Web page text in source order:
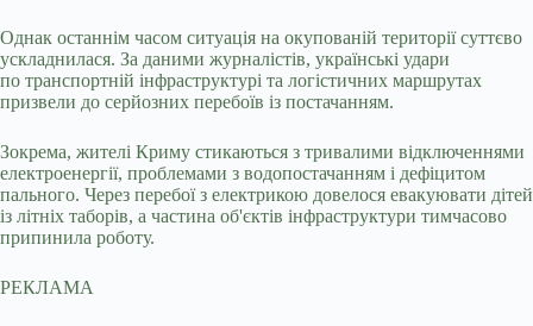
Однак останнім часом ситуація на окупованій території суттєво
ускладнилася. За даними журналістів, українські удари
по транспортній інфраструктурі та логістичних маршрутах
призвели до серйозних перебоїв із постачанням.
Зокрема, жителі Криму стикаються з тривалими відключеннями
електроенергії, проблемами з водопостачанням і дефіцитом
пального. Через перебої з електрикою довелося евакуювати дітей
із літніх таборів, а частина об'єктів інфраструктури тимчасово
припинила роботу.
РЕКЛАМА